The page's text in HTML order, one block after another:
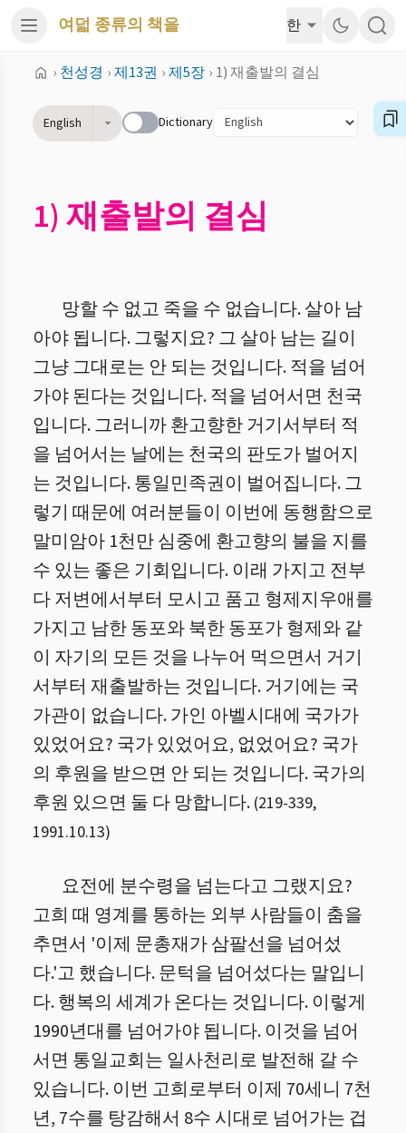
여덟 종류의 책을 한
› 천성경 ›제13권 ›제5장 › 1) 재출발의 결심
English Dictionary
1) 재출발의 결심
망할 수 없고 죽을 수 없습니다. 살아 남
아야 됩니다. 그렇지요? 그 살아 남는 길이
그냥 그대로는 안 되는 것입니다. 적을 넘어
가야 된다는 것입니다. 적을 넘어서면 천국
입니다. 그러니까 환고향한 거기서부터 적
을 넘어서는 날에는 천국의 판도가 벌어지
는 것입니다. 통일민족권이 벌어집니다. 그
렇기 때문에 여러분들이 이번에 동행함으로
말미암아 1천만 심중에 환고향의 불을 지를
수 있는 좋은 기회입니다. 이래 가지고 전부
다 저변에서부터 모시고 품고 형제지우애를
가지고 남한 동포와 북한 동포가 형제와 같
이 자기의 모든 것을 나누어 먹으면서 거기
서부터 재출발하는 것입니다. 거기에는 국
가관이 없습니다. 가인 아벨시대에 국가가
있었어요? 국가 있었어요, 없었어요? 국가
의 후원을 받으면 안 되는 것입니다. 국가의
후원 있으면 둘 다 망합니다. (219-339,
1991.10.13)
요전에 분수령을 넘는다고 그랬지요?
고희 때 영계를 통하는 외부 사람들이 춤을
추면서 '이제 문총재가 삼팔선을 넘어섰
다.'고 했습니다. 문턱을 넘어섰다는 말입니
다. 행복의 세계가 온다는 것입니다. 이렇게
1990년대를 넘어가야 됩니다. 이것을 넘어
서면 통일교회는 일사천리로 발전해 갈 수
있습니다. 이번 고희로부터 이제 70세니 7천
년, 7수를 탕감해서 8수 시대로 넘어가는 겁